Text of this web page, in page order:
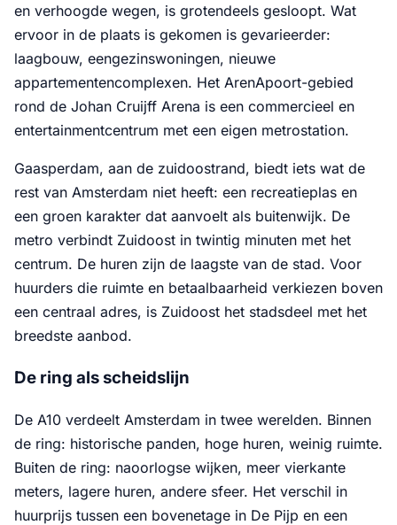
en verhoogde wegen, is grotendeels gesloopt. Wat
ervoor in de plaats is gekomen is gevarieerder:
laagbouw, eengezinswoningen, nieuwe
appartementencomplexen. Het ArenApoort-gebied
rond de Johan Cruijff Arena is een commercieel en
entertainmentcentrum met een eigen metrostation.
Gaasperdam, aan de zuidoostrand, biedt iets wat de
rest van Amsterdam niet heeft: een recreatieplas en
een groen karakter dat aanvoelt als buitenwijk. De
metro verbindt Zuidoost in twintig minuten met het
centrum. De huren zijn de laagste van de stad. Voor
huurders die ruimte en betaalbaarheid verkiezen boven
een centraal adres, is Zuidoost het stadsdeel met het
breedste aanbod.
De ring als scheidslijn
De A10 verdeelt Amsterdam in twee werelden. Binnen
de ring: historische panden, hoge huren, weinig ruimte.
Buiten de ring: naoorlogse wijken, meer vierkante
meters, lagere huren, andere sfeer. Het verschil in
huurprijs tussen een bovenetage in De Pijp en een